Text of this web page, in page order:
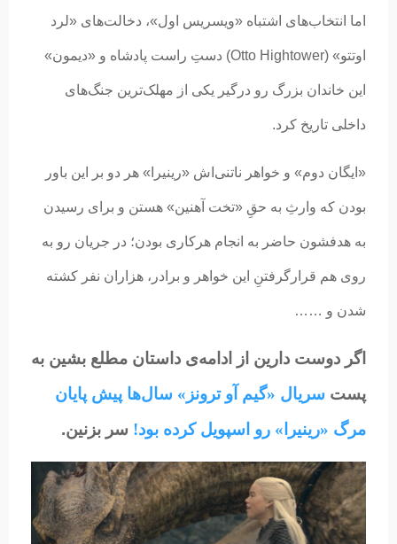
اما انتخاب‌های اشتباه «ویسریس اول»، دخالت‌های «لرد
اوتتو» (Otto Hightower) دستِ راست پادشاه و «دیمون»
این خاندان بزرگ رو درگیر یکی از مهلک‌ترین جنگ‌های
داخلی تاریخ کرد.
«ایگان دوم» و خواهر ناتنی‌اش «رینیرا» هر دو بر این باور
بودن که وارثِ به حقِ «تخت آهنین» هستن و برای رسیدن
به هدفشون حاضر به انجام هرکاری بودن؛ در جریان رو به
روی هم قرارگرفتنِ این خواهر و برادر، هزاران نفر کشته
شدن و ……
اگر دوست دارین از ادامه‌ی داستان مطلع بشین به
پست سریال «گیم آو ترونز» سال‌ها پیش پایان
مرگ «رینیرا» رو اسپویل کرده بود! سر بزنین.